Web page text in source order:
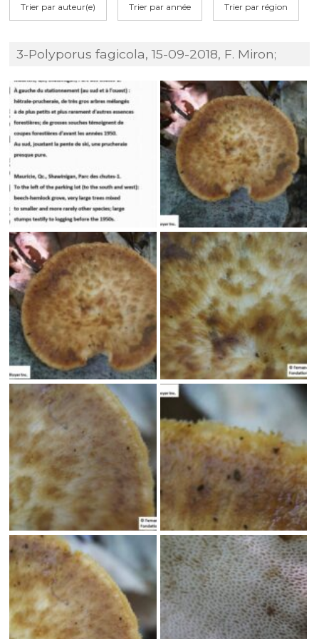
Trier par auteur(e) Trier par année Trier par région
3-Polyporus fagicola, 15-09-2018, F. Miron;